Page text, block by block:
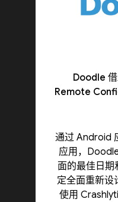
Doodle
Remote
通过 Android
应用，
面的最佳日
定全面重新设
使用